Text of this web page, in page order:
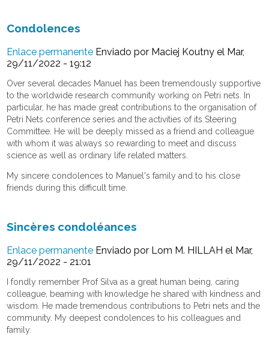
Condolences
Enlace permanente Enviado por Maciej Koutny el Mar,
29/11/2022 - 19:12
Over several decades Manuel has been tremendously supportive
to the worldwide research community working on Petri nets. In
particular, he has made great contributions to the organisation of
Petri Nets conference series and the activities of its Steering
Committee. He will be deeply missed as a friend and colleague
with whom it was always so rewarding to meet and discuss
science as well as ordinary life related matters.
My sincere condolences to Manuel's family and to his close
friends during this difficult time.
Sincères condoléances
Enlace permanente Enviado por Lom M. HILLAH el Mar,
29/11/2022 - 21:01
I fondly remember Prof Silva as a great human being, caring
colleague, beaming with knowledge he shared with kindness and
wisdom. He made tremendous contributions to Petri nets and the
community. My deepest condolences to his colleagues and
family.